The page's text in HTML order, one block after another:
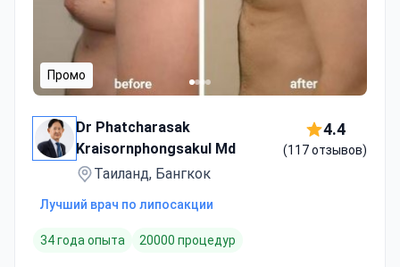
Промо
Dr Phatcharasak
Kraisornphongsakul Md
Таиланд, Бангкок
4.4
(117 отзывов)
Лучший врач по липосакции
34 года опыта 20000 процедур